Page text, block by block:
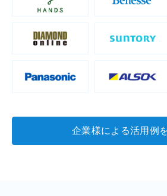
企業様による活用例